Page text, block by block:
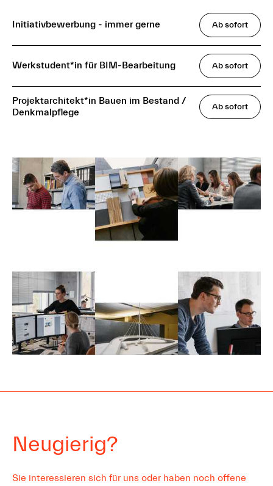
Initiativbewerbung - immer gerne Ab sofort
Werkstudent*in für BIM-Bearbeitung Ab sofort
Projektarchitekt*in Bauen im Bestand /
Denkmalpflege
Ab sofort
Neugierig?
Sie interessieren sich für uns oder haben noch offene